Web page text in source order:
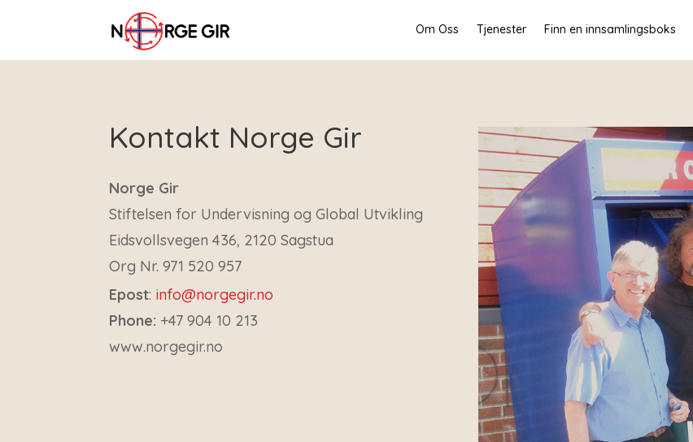
Om Oss Tjenester Finn en innsamlingsboks
Kontakt Norge Gir
Norge Gir
Stiftelsen for Undervisning og Global Utvikling
Eidsvollsvegen 436, 2120 Sagstua
Org Nr. 971 520 957
Epost: info@norgegir.no
Phone: +47 904 10 213
www.norgegir.no